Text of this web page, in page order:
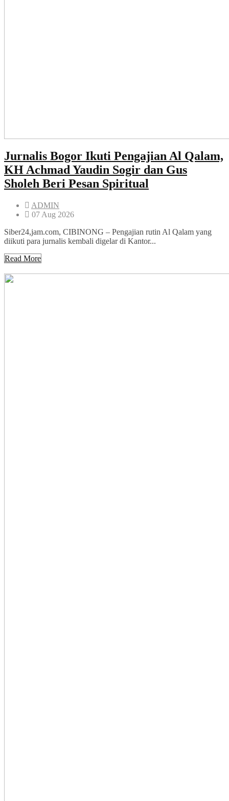
Jurnalis Bogor Ikuti Pengajian Al Qalam,
KH Achmad Yaudin Sogir dan Gus
Sholeh Beri Pesan Spiritual
ADMIN
07 Aug 2026
Siber24,jam.com, CIBINONG – Pengajian rutin Al Qalam yang
diikuti para jurnalis kembali digelar di Kantor...
Read More